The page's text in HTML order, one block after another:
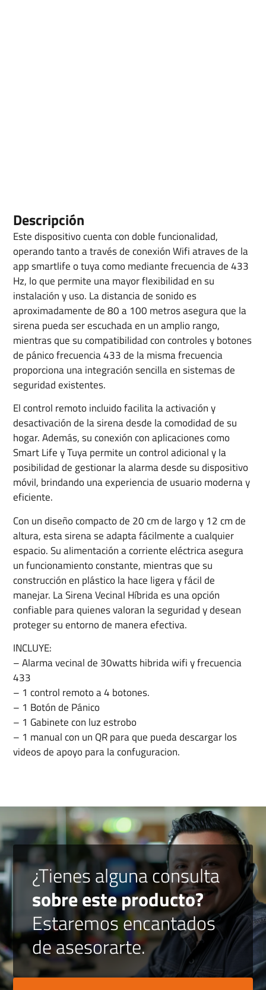
Descripción
Este dispositivo cuenta con doble funcionalidad,
operando tanto a través de conexión Wifi atraves de la
app smartlife o tuya como mediante frecuencia de 433
Hz, lo que permite una mayor flexibilidad en su
instalación y uso. La distancia de sonido es
aproximadamente de 80 a 100 metros asegura que la
sirena pueda ser escuchada en un amplio rango,
mientras que su compatibilidad con controles y botones
de pánico frecuencia 433 de la misma frecuencia
proporciona una integración sencilla en sistemas de
seguridad existentes.
El control remoto incluido facilita la activación y
desactivación de la sirena desde la comodidad de su
hogar. Además, su conexión con aplicaciones como
Smart Life y Tuya permite un control adicional y la
posibilidad de gestionar la alarma desde su dispositivo
móvil, brindando una experiencia de usuario moderna y
eficiente.
Con un diseño compacto de 20 cm de largo y 12 cm de
altura, esta sirena se adapta fácilmente a cualquier
espacio. Su alimentación a corriente eléctrica asegura
un funcionamiento constante, mientras que su
construcción en plástico la hace ligera y fácil de
manejar. La Sirena Vecinal Híbrida es una opción
confiable para quienes valoran la seguridad y desean
proteger su entorno de manera efectiva.
INCLUYE:
– Alarma vecinal de 30watts hibrida wifi y frecuencia
433
– 1 control remoto a 4 botones.
– 1 Botón de Pánico
– 1 Gabinete con luz estrobo
– 1 manual con un QR para que pueda descargar los
videos de apoyo para la confuguracion.
¿Tienes alguna consulta
sobre este producto?
Estaremos encantados
de asesorarte.